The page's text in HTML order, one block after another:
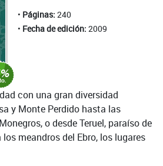
Páginas: 240
Fecha de edición: 2009
con una gran diversidad
y Monte Perdido hasta las
o desde Teruel, paraíso de
meandros del Ebro, los lugares